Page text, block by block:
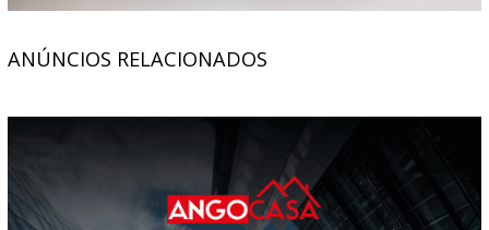
ANÚNCIOS RELACIONADOS